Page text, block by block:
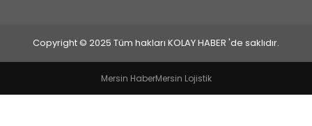
Copyright © 2025 Tüm hakları KOLAY HABER 'de saklıdır.
Mersin HaberMersin Lojistik